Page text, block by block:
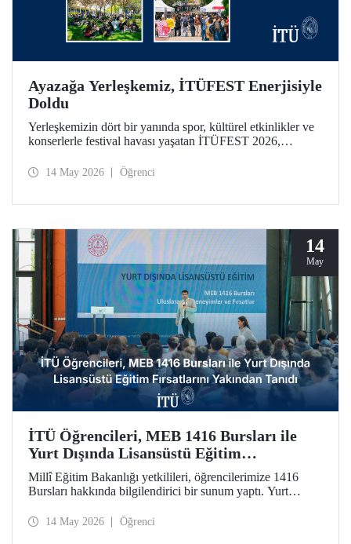
Ayazağa Yerleşkemiz, İTÜFEST Enerjisiyle
Doldu
Yerleşkemizin dört bir yanında spor, kültürel etkinlikler ve
konserlerle festival havası yaşatan İTÜFEST 2026,
14 May 2026 Öğrenci
14
May
İTÜ Öğrencileri, MEB 1416 Bursları ile
Yurt Dışında Lisansüstü Eğitim
Fırsatlarını Yakından Tanıdı
Millî Eğitim Bakanlığı yetkilileri, öğrencilerimize 1416
Bursları hakkında bilgilendirici bir sunum yaptı. Yurt
kamuda istihdam garantisiyle taçlandıran burslara ilginin
14 May 2026 Öğrenci